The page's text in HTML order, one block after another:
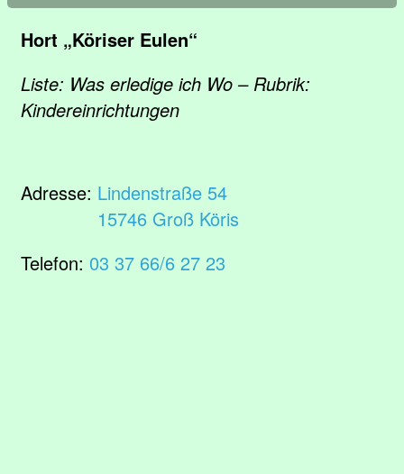
Hort „Köriser Eulen“
Liste: Was erledige ich Wo – Rubrik:
Kindereinrichtungen
Adresse: Lindenstraße 54
15746 Groß Köris
Telefon: 03 37 66/6 27 23